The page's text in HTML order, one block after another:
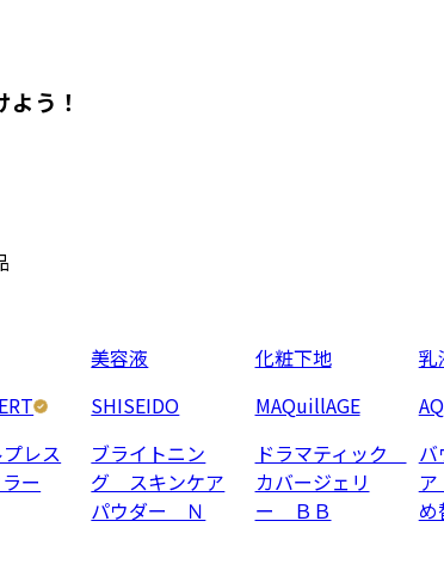
う！
レス
ー
美容液
SHISEIDO
ブライトニン
グ スキンケア
パウダー Ｎ
化粧下地
MAQuillAGE
ドラマティック
カバージェリ
ー ＢＢ
乳
バ
め